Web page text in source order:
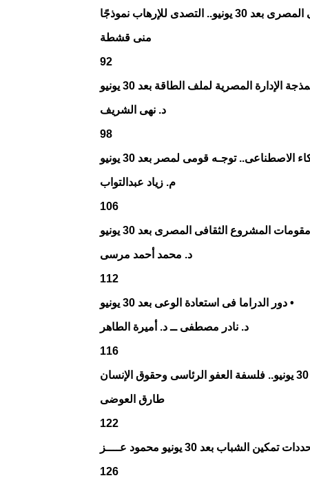
التصدى للإرهاب نموذجًا
منى قشطة
92
الإدارة المصرية لملف الطاقة بعد 30 يونيو
د. نهى الشريف
98
الاصطناعى.. توجـه قومى لمصر بعد 30 يونيو
م. زياد عبدالتواب
106
المشروع الثقافى المصرى بعد 30 يونيو
د. محمد أحمد مرسى
112
• دور الدراما فى استعادة الوعى بعد 30 يونيو
د. نادر مصطفى ــ د. أميرة الطاهر
116
طارق العوضى
122
تمكين الشباب بعد 30 يونيو محمود عــــز
126